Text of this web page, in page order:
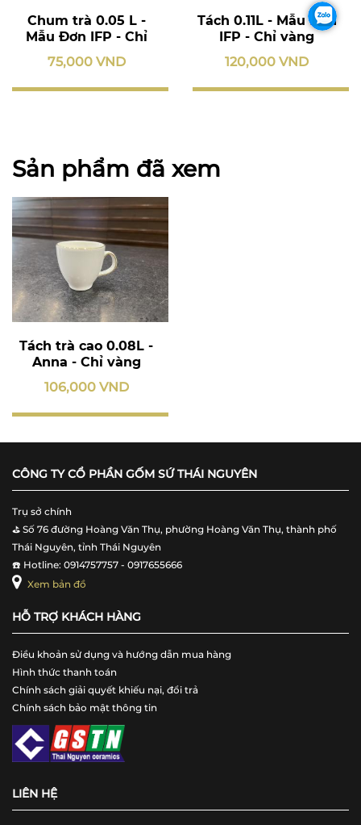
Chum trà 0.05 L -
Mẫu Đơn IFP - Chỉ
75,000 VND
Tách 0.11L - Mẫu Đơn
IFP - Chỉ vàng
120,000 VND
Sản phẩm đã xem
Tách trà cao 0.08L -
Anna - Chỉ vàng
106,000 VND
CÔNG TY CỔ PHẦN GỐM SỨ THÁI NGUYÊN
Trụ sở chính
⛳️ Số 76 đường Hoàng Văn Thụ, phường Hoàng Văn Thụ, thành phố
Thái Nguyên, tỉnh Thái Nguyên
☎️ Hotline: 0914757757 - 0917655666
Xem bản đồ
HỖ TRỢ KHÁCH HÀNG
Điều khoản sử dụng và hướng dẫn mua hàng
Hình thức thanh toán
Chính sách giải quyết khiếu nại, đổi trả
Chính sách bảo mật thông tin
LIÊN HỆ